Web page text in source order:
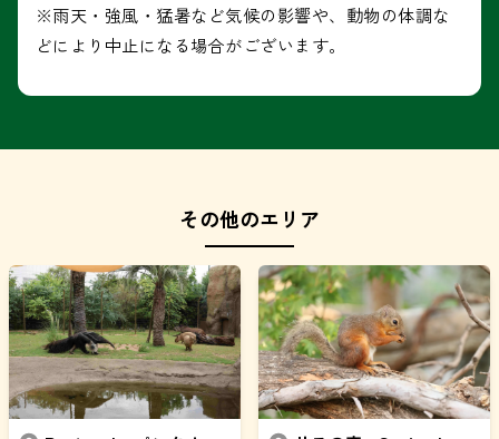
※雨天・強風・猛暑など気候の影響や、動物の体調な
どにより中止になる場合がございます。
その他のエリア